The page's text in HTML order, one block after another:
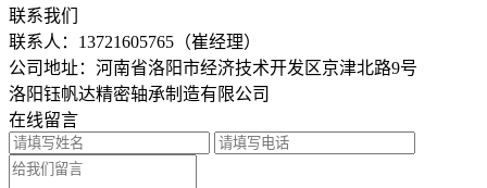
联系我们
联系人： 13721605765（崔经理）
公司地址：河南省洛阳市经济技术开发区京津北路9号
洛阳钰帆达精密轴承制造有限公司
在线留言